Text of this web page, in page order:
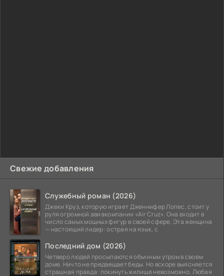
Свежие добавления
Служебный роман (2026)
Джеки Круз, которую играет Дженнифер Лопес, стоит у
руля огромной авиакомпании «Air Cruz». Она входит в
число самых мощных фигур в своей сфере. Эта женщина
— настоящий лидер: острая на язык, с
Последний дом (2026)
Четверо людей просыпаются обычным утром в своем
доме. Ничто не предвещает беды. Но вскоре выясняется
страшная правда: покинуть жилище невозможно. Любая